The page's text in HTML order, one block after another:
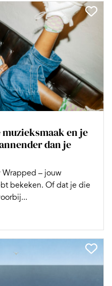
en je
dan je
Wrapped – jouw
bekeken. Of dat je die